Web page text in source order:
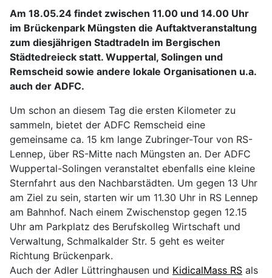
Am 18.05.24 findet zwischen 11.00 und 14.00 Uhr
im Brückenpark Müngsten die Auftaktveranstaltung
zum diesjährigen Stadtradeln im Bergischen
Städtedreieck statt. Wuppertal, Solingen und
Remscheid sowie andere lokale Organisationen u.a.
auch der ADFC.
Um schon an diesem Tag die ersten Kilometer zu
sammeln, bietet der ADFC Remscheid eine
gemeinsame ca. 15 km lange Zubringer-Tour von RS-
Lennep, über RS-Mitte nach Müngsten an. Der ADFC
Wuppertal-Solingen veranstaltet ebenfalls eine kleine
Sternfahrt aus den Nachbarstädten. Um gegen 13 Uhr
am Ziel zu sein, starten wir um 11.30 Uhr in RS Lennep
am Bahnhof. Nach einem Zwischenstop gegen 12.15
Uhr am Parkplatz des Berufskolleg Wirtschaft und
Verwaltung, Schmalkalder Str. 5 geht es weiter
Richtung Brückenpark.
Auch der Adler Lüttringhausen und KidicalMass RS als